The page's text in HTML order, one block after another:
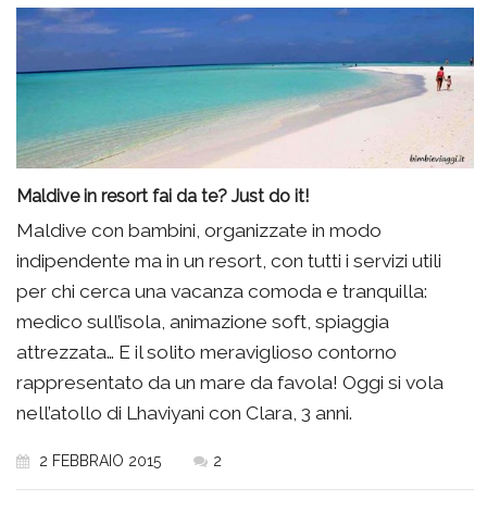
Maldive in resort fai da te? Just do it!
Maldive con bambini, organizzate in modo
indipendente ma in un resort, con tutti i servizi utili
per chi cerca una vacanza comoda e tranquilla:
medico sull’isola, animazione soft, spiaggia
attrezzata… E il solito meraviglioso contorno
rappresentato da un mare da favola! Oggi si vola
nell’atollo di Lhaviyani con Clara, 3 anni.
2 FEBBRAIO 2015 2